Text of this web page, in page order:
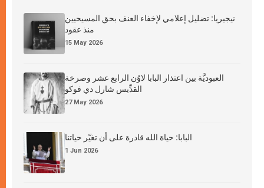
نيجيريا: تضليل إعلامي لإخفاء العنف بحق المسيحيين
منذ عقود
15 May 2026
العبوديَّة بين اعتذار البابا لاوُن الرابع عشر وصرخة
القدِّيس شارل دي فوكو
27 May 2026
البابا: حياة الله قادرة على أن تغيّر حياتنا
1 Jun 2026